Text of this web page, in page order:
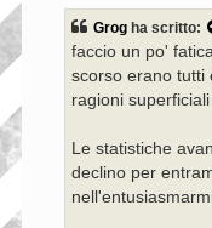
Grog ha scritto:
faccio un po'
scorso erano tutti
ragioni
Le statistiche
declino per